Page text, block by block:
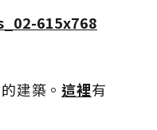
建築。這裡有